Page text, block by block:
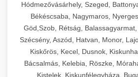
Hódmezővásárhely, Szeged,
Békéscsaba, Nagymaros,
Göd,Szob, Rétság, Balassagyarmat,
Szécsény, Aszód, Hatvan, Monor,
Kiskőrös, Kecel, Dusnok,
Bácsalmás, Kelebia, Röszke,
Kistelek, Kiskunfélegyháza,